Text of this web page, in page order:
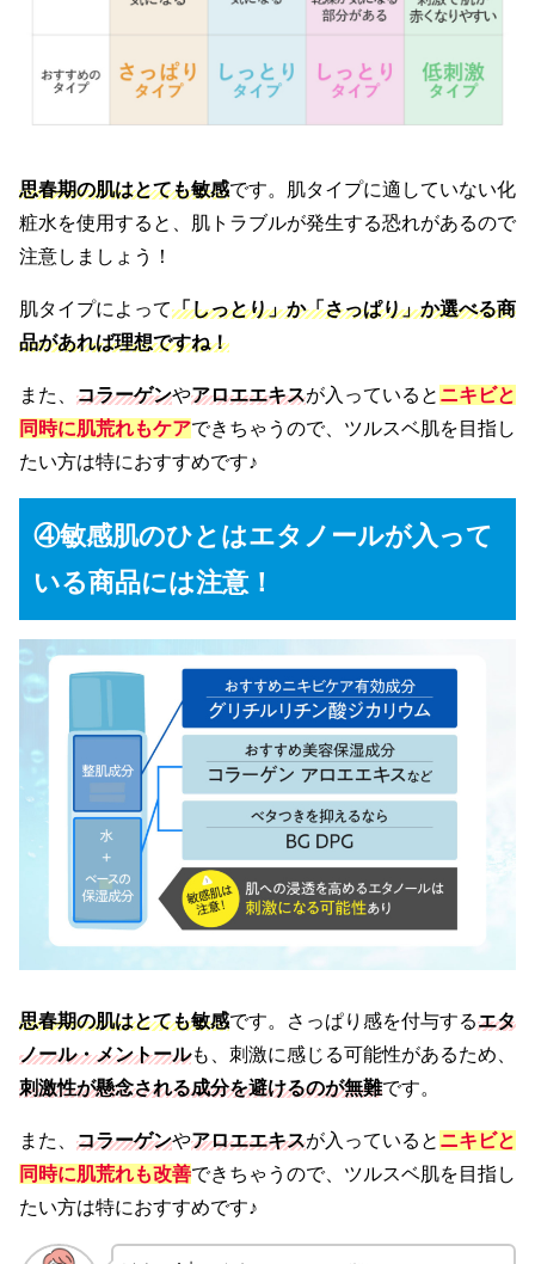
思春期の肌はとても敏感です。肌タイプに適していない化
粧水を使用すると、肌トラブルが発生する恐れがあるので
注意しましょう！
肌タイプによって「しっとり」か「さっぱり」か選べる商
品があれば理想ですね！
また、 コラーゲンやアロエエキスが入っていると ニキビと
同時に肌荒れもケアできちゃうので、ツルスベ肌を目指し
たい方は特におすすめです♪
④敏感肌のひとはエタノールが入って
いる商品には注意！
思春期の肌はとても敏感です。さっぱり感を付与するエタ
ノール・メントールも、刺激に感じる可能性があるため、
刺激性が懸念される成分を避けるのが無難です。
また、 コラーゲンやアロエエキスが入っていると ニキビと
同時に肌荒れも改善できちゃうので、ツルスベ肌を目指し
たい方は特におすすめです♪